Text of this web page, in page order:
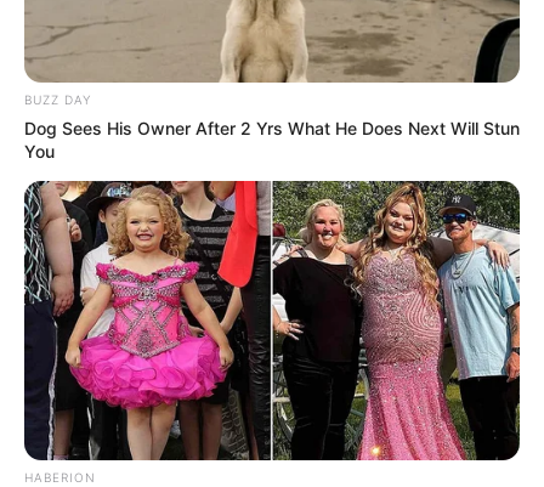
BUZZ DAY
Dog Sees His Owner After 2 Yrs What He Does Next Will Stun
You
HABERION